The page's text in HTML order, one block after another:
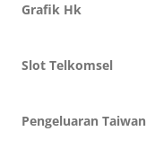
Grafik Hk
Slot Telkomsel
Pengeluaran Taiwan